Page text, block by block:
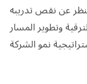
عن نقص تدريبه
وتطوير المسار